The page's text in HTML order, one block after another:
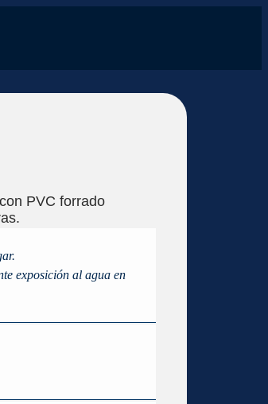
PVC forrado
exposición al agua en